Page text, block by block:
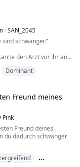
mit Kollegen.
scheint, ...
·SAN_2045
schwanger.“
den Arzt vor ihr an,
Familie mit einer
Dominant
Freund meines
Pink
Freund deines
du dadurch schwanger
und er erkundet jeden